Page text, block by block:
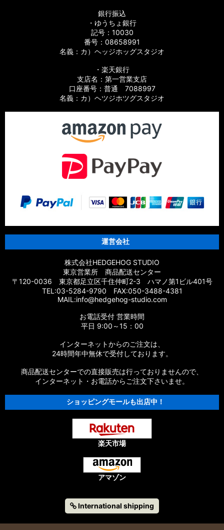
銀行振込
・ゆうちょ銀行
記号：10030
番号：08658991
名義：カ）ヘッジホッグスタジオ
・楽天銀行
支店名：第一営業支店
口座番号：普通 7088997
名義：カ）ヘツジホツグスタジオ
運営会社
株式会社HEDGEHOG STUDIO
東京営業所 商品配送センター
〒120-0036 東京都足立区千住仲町2-3 ハマノ第1ビル401号
TEL:03-5284-9790 FAX:050-3488-4381
MAIL:info@hedgehog-studio.com
お電話受付 営業時間
平日 9:00～15：00
インターネットからのご注文は、
24時間年中無休で受付しております。
商品配送センターでの直接販売は行っておりませんので、
インターネット・お電話からご注文下さいませ。
ショッピングモールも出店中！
楽天市場
アマゾン
International shipping